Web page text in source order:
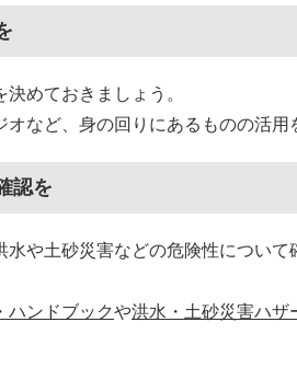
めておきましょう。
など、身の回りにあるものの活用
認を
や土砂災害などの危険性について
ハンドブックや洪水・土砂災害ハザ